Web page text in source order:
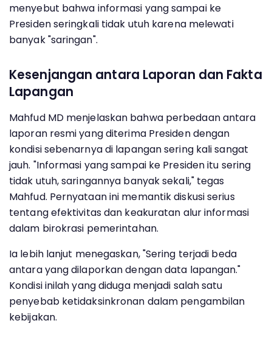
menyebut bahwa informasi yang sampai ke
Presiden seringkali tidak utuh karena melewati
banyak "saringan".
Kesenjangan antara Laporan dan Fakta
Lapangan
Mahfud MD menjelaskan bahwa perbedaan antara
laporan resmi yang diterima Presiden dengan
kondisi sebenarnya di lapangan sering kali sangat
jauh. "Informasi yang sampai ke Presiden itu sering
tidak utuh, saringannya banyak sekali," tegas
Mahfud. Pernyataan ini memantik diskusi serius
tentang efektivitas dan keakuratan alur informasi
dalam birokrasi pemerintahan.
Ia lebih lanjut menegaskan, "Sering terjadi beda
antara yang dilaporkan dengan data lapangan."
Kondisi inilah yang diduga menjadi salah satu
penyebab ketidaksinkronan dalam pengambilan
kebijakan.